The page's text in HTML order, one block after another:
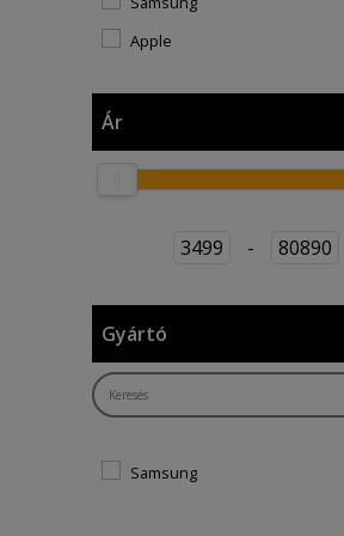
XO G22
XO G28
XO G39
XO G42
Apple
Borofone
Guess
XO
Picun
Tactical
Ár
3499 - 80890
Gyártó
Samsung